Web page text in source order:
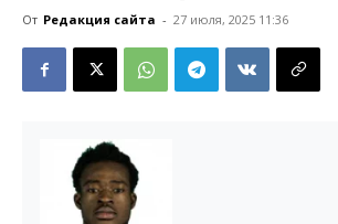
От Редакция сайта - 27 июля, 2025 11:36